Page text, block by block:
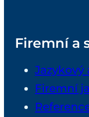
Firemní a
Jazykový
Firemní